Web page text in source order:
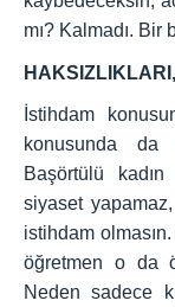
mı? Kalmadı. Bir
İstihdam
konusunda da
Başörtülü
siyaset
istihdam
öğretmen o da
Neden sadece